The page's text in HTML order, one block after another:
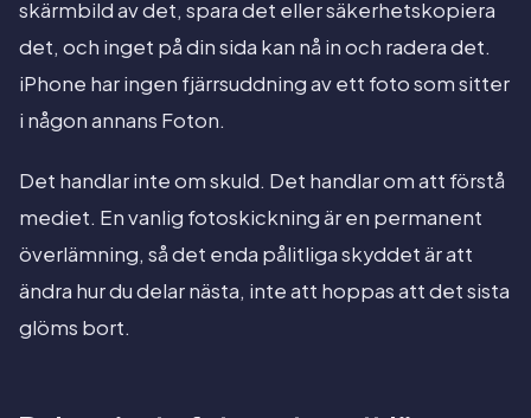
skärmbild av det, spara det eller säkerhetskopiera
det, och inget på din sida kan nå in och radera det.
iPhone har ingen fjärrsuddning av ett foto som sitter
i någon annans Foton.
Det handlar inte om skuld. Det handlar om att förstå
mediet. En vanlig fotoskickning är en permanent
överlämning, så det enda pålitliga skyddet är att
ändra hur du delar nästa, inte att hoppas att det sista
glöms bort.